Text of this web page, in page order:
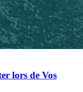
lors de Vos